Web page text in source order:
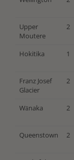
Upper
Moutere
2
Hokitika 1
Franz Josef
Glacier
2
Wānaka 2
Queenstown 2